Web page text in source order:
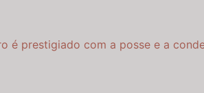
é prestigiado com a posse e a